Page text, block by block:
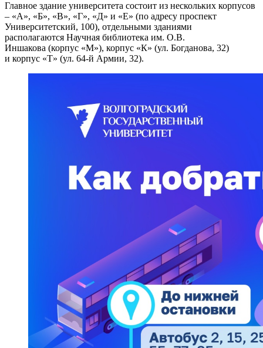
Главное здание университета состоит из нескольких корпусов
– «А», «Б», «В», «Г», «Д» и «Е» (по адресу проспект
Университетский, 100), отдельными зданиями
располагаются Научная библиотека им. О.В.
Иншакова (корпус «М»), корпус «К» (ул. Богданова, 32)
и корпус «Т» (ул. 64-й Армии, 32).